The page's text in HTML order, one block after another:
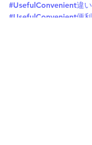
#UsefulConvenient違い
#UsefulConvenient便利